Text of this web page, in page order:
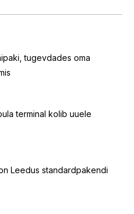
tugevdades oma
terminal kolib uuele
Leedus standardpakendi